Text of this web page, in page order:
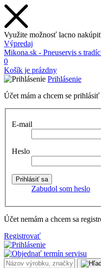
Využite možnosť lacno
Výpredaj
Mikona.sk - Pneuservis s
0
Košík je prázdny
Prihlásenie
Účet mám a chcem se prihlásiť
E-mail
Heslo
Zabudol som heslo
Účet nemám a chcem sa
Registrovať